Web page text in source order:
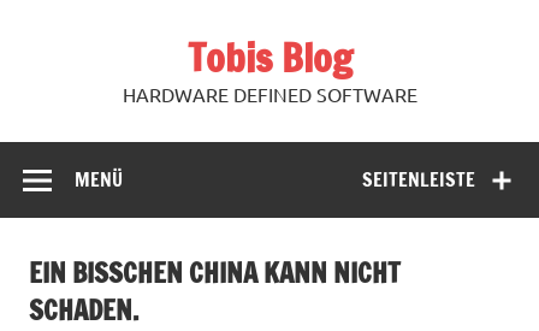
Tobis Blog
HARDWARE DEFINED SOFTWARE
SEITENLEISTE
MENÜ
EIN BISSCHEN CHINA KANN NICHT
SCHADEN.